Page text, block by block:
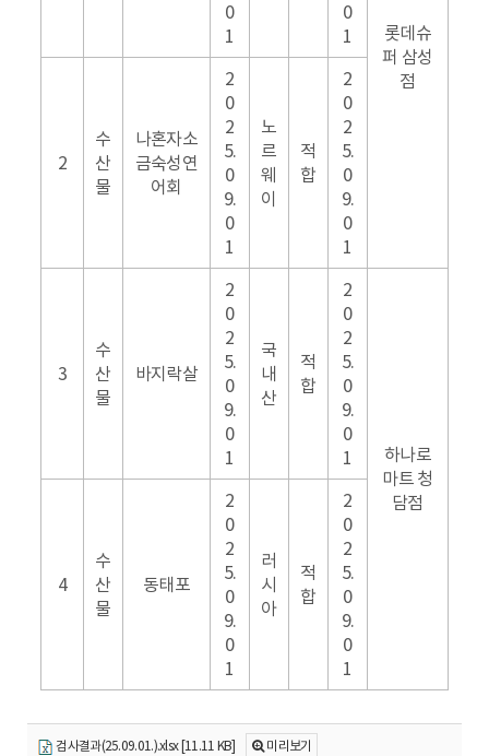
0
1
0
1
롯데슈
퍼 삼성
점
2
수
산
물
나혼자소
금숙성연
어회
2
0
2
5.
0
9.
0
1
노
르
웨
이
적
합
2
0
2
5.
0
9.
0
1
3
수
산
물
바지락살
2
0
2
5.
0
9.
0
1
국
내
산
적
합
2
0
2
5.
0
9.
0
1
하나로
마트 청
담점
4
수
산
물
동태포
2
0
2
5.
0
9.
0
1
러
시
아
적
합
2
0
2
5.
0
9.
0
1
검사결과(25.09.01.).xlsx [11.11 KB] 미리보기